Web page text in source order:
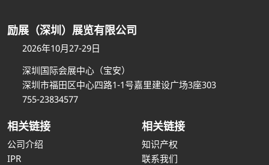
励展（深圳）展览有限公司
2026年10月27-29日
深圳国际会展中心（宝安）
深圳市福田区中心四路1-1号嘉里建设广场3座303
755-23834577
相关链接
公司介绍
IPR
相关链接
知识产权
联系我们